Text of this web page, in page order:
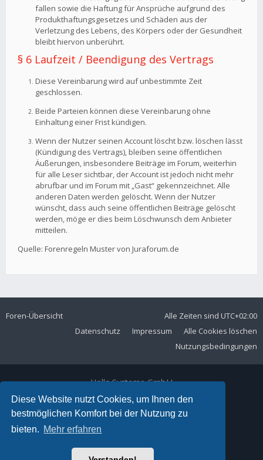
Diese Website nutzt Cookies, um Ihnen den
bestmöglichen Komfort bei der Nutzung zu
bieten. Mehr erfahren
fallen sowie die Haftung für Ansprüche aufgrund des
Produkthaftungsgesetzes und Schäden aus der
Verletzung des Lebens, des Körpers oder der Gesundheit
bleibt hiervon unberührt.
§ 6 Laufzeit / Beendigung des Vertrags
Diese Vereinbarung wird auf unbestimmte Zeit
geschlossen.
Beide Parteien können diese Vereinbarung ohne
Einhaltung einer Frist kündigen.
Wenn der Nutzer seinen Account löscht bzw. löschen lässt
(Kündigung des Vertrags), bleiben seine öffentlichen
Äußerungen, insbesondere Beiträge im Forum, weiterhin
für alle Leser sichtbar, der Account ist jedoch nicht mehr
abrufbar und im Forum mit „Gast“ gekennzeichnet. Alle
anderen Daten werden gelöscht. Wenn der Nutzer
wünscht, dass auch seine öffentlichen Beiträge gelöscht
werden, möge er dies beim Löschwunsch dem Anbieter
mitteilen.
Quelle: Forenregeln Muster von Juraforum.de
Foren-Übersicht Alle Zeiten sind UTC+02:00
Alle Cookies löschen
Impressum
Datenschutz
Nutzungsbedingungen
Volla Systeme GmbH
Kölner Straße 102
42897 Remscheid
Telefon:+49 2191 59897 61
E-Mail: